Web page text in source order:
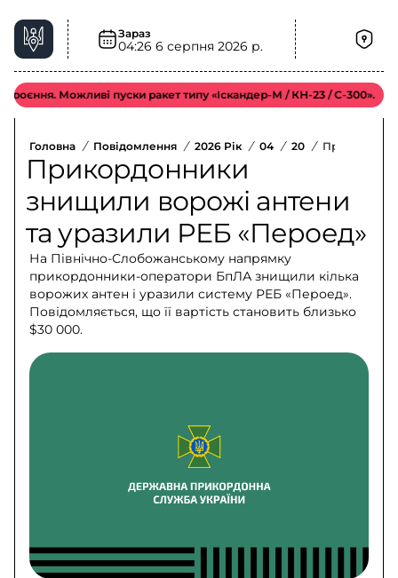
Зараз
04:26 6 серпня 2026 р.
Можливі пуски ракет типу «Іскандер-М / КН-23 / С-300».
Головна / Повідомлення / 2026 Рік / 04 / 20 /
Прикордонники
знищили ворожі антени
та уразили РЕБ «Пероед»
На Північно-Слобожанському напрямку
прикордонники-оператори БпЛА знищили кілька
ворожих антен і уразили систему РЕБ «Пероед».
Повідомляється, що її вартість становить близько
$30 000.